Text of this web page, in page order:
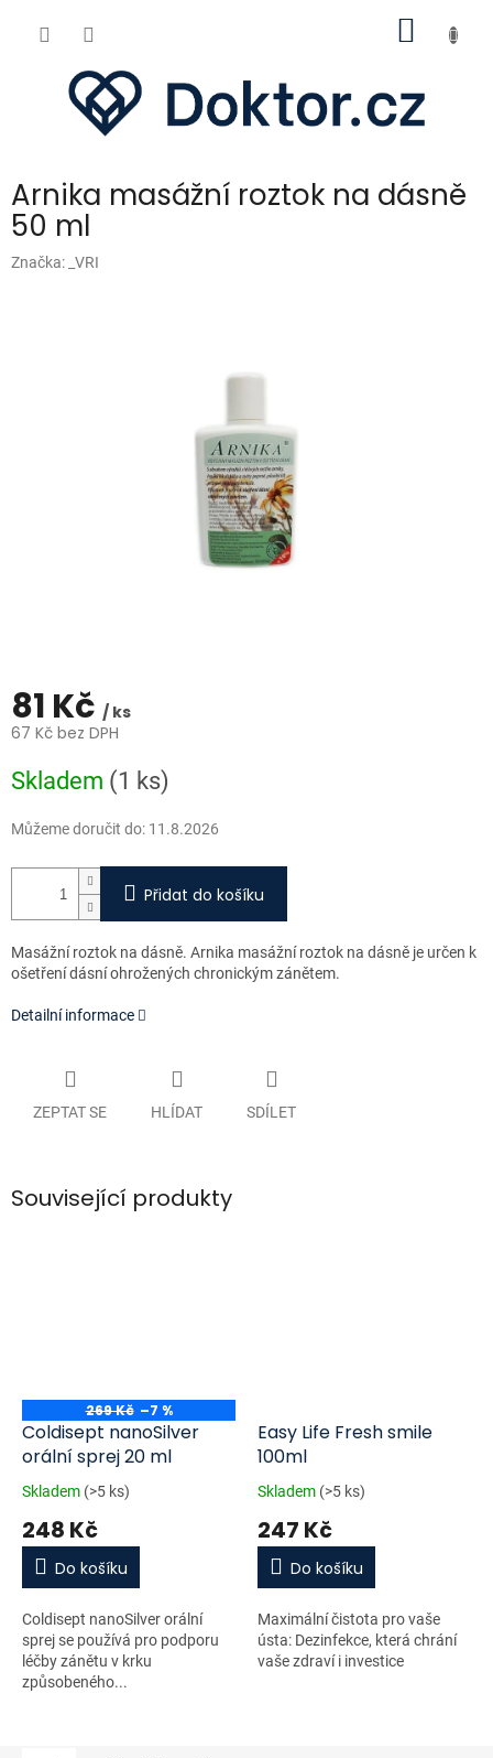
Arnika masážní roztok na dásně
50 ml
Značka: _VRI
81 Kč / ks
67 Kč bez DPH
cena:
Skladem (1 ks)
Můžeme doručit do: 11.8.2026
Přidat do košíku
Masážní roztok na dásně. Arnika masážní roztok na dásně je určen k
ošetření dásní ohrožených chronickým zánětem.
Detailní informace
ZEPTAT SE HLÍDAT SDÍLET
Související produkty
269 Kč –7 %
Coldisept nanoSilver
orální sprej 20 ml
Skladem (>5 ks)
248 Kč
Do košíku
Coldisept nanoSilver orální
sprej se používá pro podporu
léčby zánětu v krku
způsobeného...
Easy Life Fresh smile
100ml
Skladem (>5 ks)
247 Kč
Do košíku
Maximální čistota pro vaše
ústa: Dezinfekce, která chrání
vaše zdraví i investice